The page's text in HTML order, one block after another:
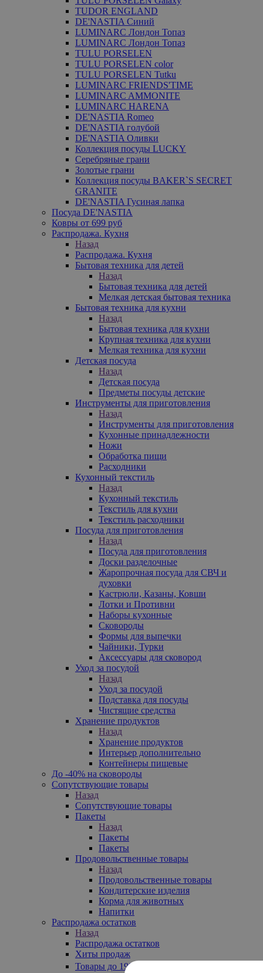
TUDOR ENGLAND
DE'NASTIA Синий
LUMINARC Лондон Топаз
LUMINARC Лондон Топаз
TULU PORSELEN
TULU PORSELEN color
TULU PORSELEN Tutku
LUMINARC FRIENDS'TIME
LUMINARC AMMONITE
LUMINARC HARENA
DE'NASTIA Romeo
DE'NASTIA голубой
DE'NASTIA Оливки
Коллекция посуды LUCKY
Серебряные грани
Золотые грани
Коллекция посуды BAKER`S SECRET
GRANITE
DE'NASTIA Гусиная лапка
Посуда DE'NASTIA
Ковры от 699 руб
Распродажа. Кухня
Назад
Распродажа. Кухня
Бытовая техника для детей
Назад
Бытовая техника для детей
Мелкая детская бытовая техника
Бытовая техника для кухни
Назад
Бытовая техника для кухни
Крупная техника для кухни
Мелкая техника для кухни
Детская посуда
Назад
Детская посуда
Предметы посуды детские
Инструменты для приготовления
Назад
Инструменты для приготовления
Кухонные принадлежности
Ножи
Обработка пищи
Расходники
Кухонный текстиль
Назад
Кухонный текстиль
Текстиль для кухни
Текстиль расходники
Посуда для приготовления
Назад
Посуда для приготовления
Доски разделочные
Жаропрочная посуда для СВЧ и
духовки
Кастрюли, Казаны, Ковши
Лотки и Противни
Наборы кухонные
Сковороды
Формы для выпечки
Чайники, Турки
Аксессуары для сковород
Уход за посудой
Назад
Уход за посудой
Подставка для посуды
Чистящие средства
Хранение продуктов
Назад
Хранение продуктов
Интерьер дополнительно
Контейнеры пищевые
До -40% на сковороды
Сопутствующие товары
Назад
Сопутствующие товары
Пакеты
Назад
Пакеты
Пакеты
Продовольственные товары
Назад
Продовольственные товары
Кондитерские изделия
Корма для животных
Напитки
Распродажа остатков
Назад
Распродажа остатков
Хиты продаж
Товары до 199₽